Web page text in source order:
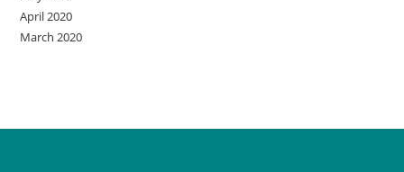
April 2020
March 2020